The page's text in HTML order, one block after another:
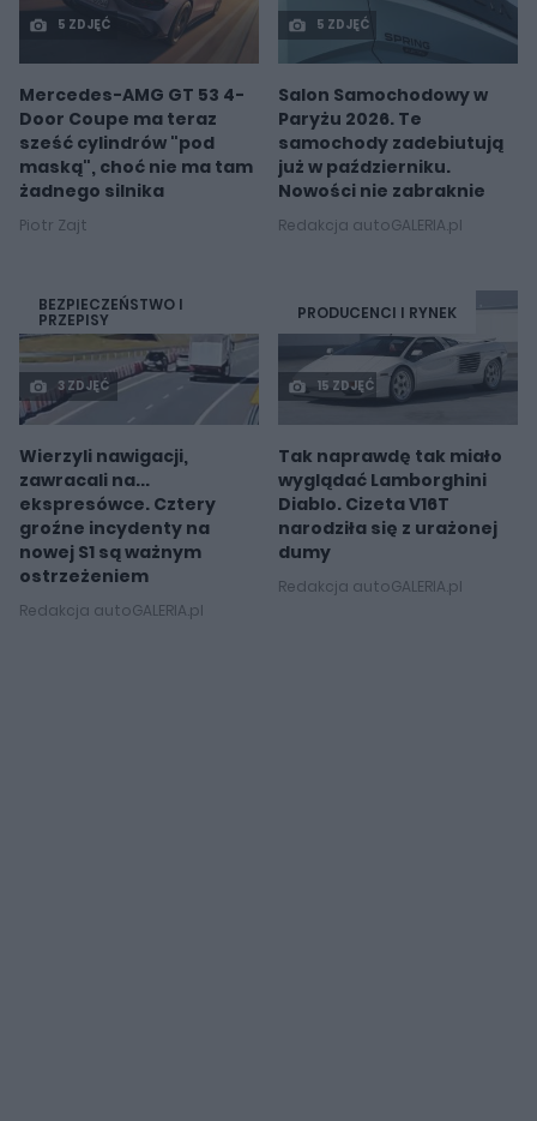
5 ZDJĘĆ
Mercedes-AMG GT 53 4-
Door Coupe ma teraz
sześć cylindrów "pod
maską", choć nie ma tam
żadnego silnika
Piotr Zajt
5 ZDJĘĆ
Salon Samochodowy w
Paryżu 2026. Te
samochody zadebiutują
już w październiku.
Nowości nie zabraknie
Redakcja autoGALERIA.pl
BEZPIECZEŃSTWO I
PRZEPISY
3 ZDJĘĆ
Wierzyli nawigacji,
zawracali na...
ekspresówce. Cztery
groźne incydenty na
nowej S1 są ważnym
ostrzeżeniem
Redakcja autoGALERIA.pl
PRODUCENCI I RYNEK
15 ZDJĘĆ
Tak naprawdę tak miało
wyglądać Lamborghini
Diablo. Cizeta V16T
narodziła się z urażonej
dumy
Redakcja autoGALERIA.pl